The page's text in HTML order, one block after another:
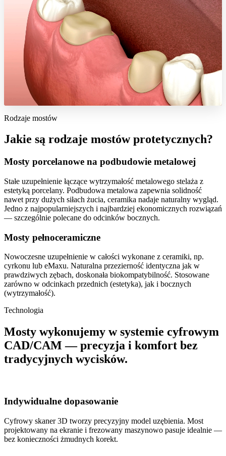
Rodzaje mostów
Jakie są rodzaje mostów protetycznych?
Mosty porcelanowe na podbudowie metalowej
Stałe uzupełnienie łączące wytrzymałość metalowego stelaża z
estetyką porcelany. Podbudowa metalowa zapewnia solidność
nawet przy dużych siłach żucia, ceramika nadaje naturalny wygląd.
Jedno z najpopularniejszych i najbardziej ekonomicznych rozwiązań
— szczególnie polecane do odcinków bocznych.
Mosty pełnoceramiczne
Nowoczesne uzupełnienie w całości wykonane z ceramiki, np.
cyrkonu lub eMaxu. Naturalna przezierność identyczna jak w
prawdziwych zębach, doskonała biokompatybilność. Stosowane
zarówno w odcinkach przednich (estetyka), jak i bocznych
(wytrzymałość).
Technologia
Mosty wykonujemy w systemie cyfrowym
CAD/CAM — precyzja i komfort bez
tradycyjnych wycisków.
Indywidualne dopasowanie
Cyfrowy skaner 3D tworzy precyzyjny model uzębienia. Most
projektowany na ekranie i frezowany maszynowo pasuje idealnie —
bez konieczności żmudnych korekt.